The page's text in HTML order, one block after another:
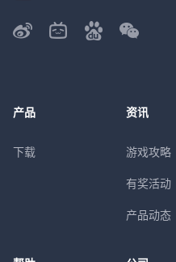
产品
下载
资讯
游戏攻略
有奖活动
产品动态